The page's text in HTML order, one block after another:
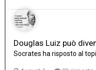
Douglas Luiz può
Socrates ha risposto al